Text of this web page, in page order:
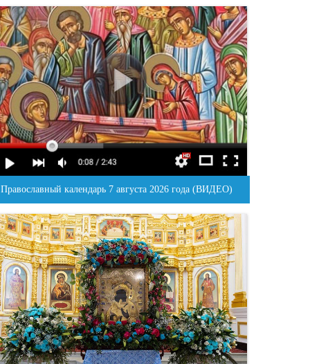
Православный календарь 7 августа 2026 года (ВИДЕО)